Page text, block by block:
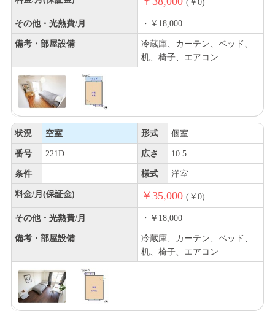
その他・光熱費/月 ・￥18,000
備考・部屋設備
冷蔵庫、カーテン、ベッド、
机、椅子、エアコン
状況 空室 形式 個室
番号 221D 広さ 10.5
条件 様式 洋室
料金/月(保証金) ￥35,000 (￥0)
その他・光熱費/月 ・￥18,000
備考・部屋設備
冷蔵庫、カーテン、ベッド、
机、椅子、エアコン